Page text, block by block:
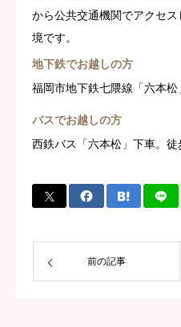
から公共交通機関でアクセ
境です。
地下鉄でお越しの方
福岡市地下鉄七隈線「六本
バスでお越しの方
西鉄バス「六本松」下車。徒
前の記事